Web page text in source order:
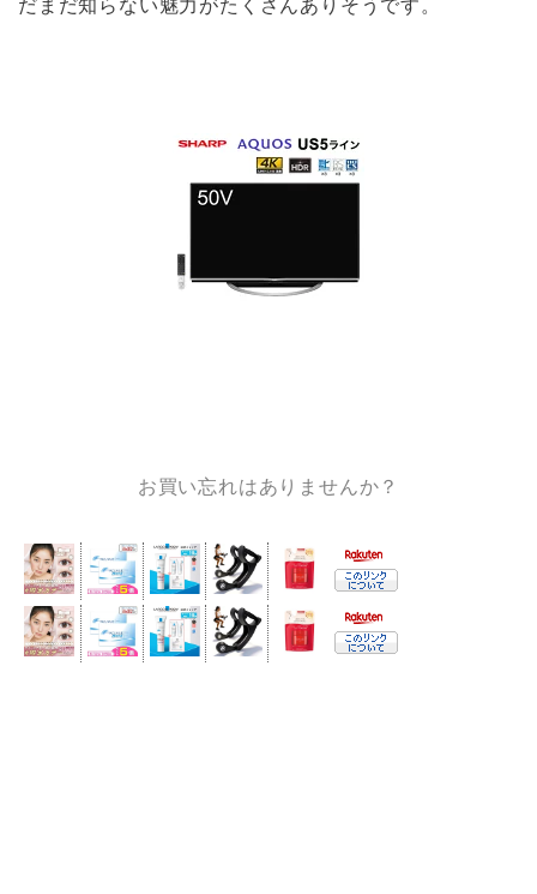
だまだ知らない魅力がたくさんありそうです。
お買い忘れはありませんか？